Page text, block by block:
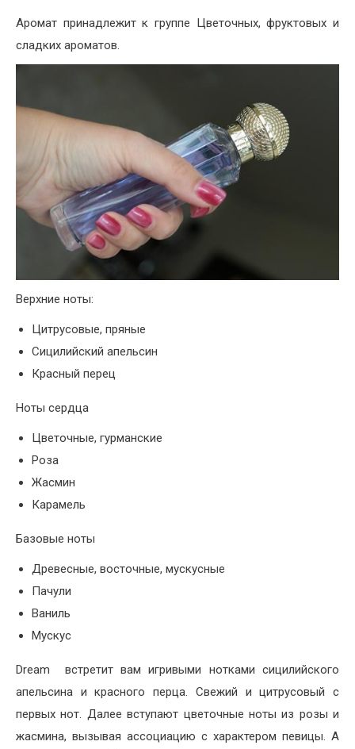
Аромат принадлежит к группе Цветочных, фруктовых и
сладких ароматов.
Верхние ноты:
Цитрусовые, пряные
Сицилийский апельсин
Красный перец
Ноты сердца
Цветочные, гурманские
Роза
Жасмин
Карамель
Базовые ноты
Древесные, восточные, мускусные
Пачули
Ваниль
Мускус
Dream встретит вам игривыми нотками сицилийского
апельсина и красного перца. Свежий и цитрусовый с
первых нот. Далее вступают цветочные ноты из розы и
жасмина, вызывая ассоциацию с характером певицы. А